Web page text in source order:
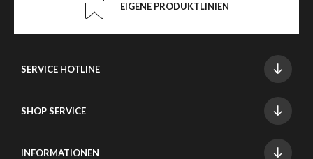
EIGENE PRODUKTLINIEN
SERVICE HOTLINE
SHOP SERVICE
INFORMATIONEN